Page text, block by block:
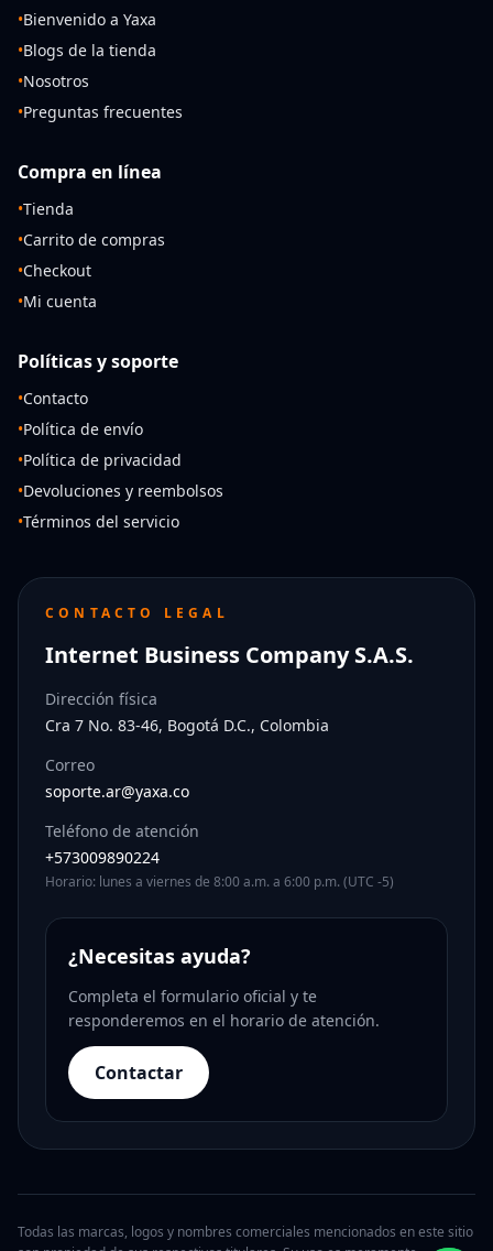
•Bienvenido a Yaxa
•Blogs de la tienda
•Nosotros
•Preguntas frecuentes
Compra en línea
•Tienda
•Carrito de compras
•Checkout
•Mi cuenta
Políticas y soporte
•Contacto
•Política de envío
•Política de privacidad
•Devoluciones y reembolsos
•Términos del servicio
CONTACTO LEGAL
Internet Business Company S.A.S.
Dirección física
Cra 7 No. 83-46, Bogotá D.C., Colombia
Correo
soporte.ar@yaxa.co
Teléfono de atención
+573009890224
Horario: lunes a viernes de 8:00 a.m. a 6:00 p.m. (UTC -5)
¿Necesitas ayuda?
Completa el formulario oficial y te
responderemos en el horario de atención.
Contactar
Todas las marcas, logos y nombres comerciales mencionados en este sitio